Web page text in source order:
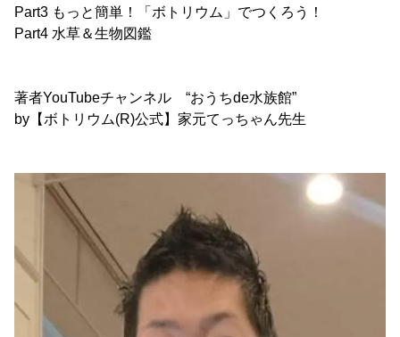
Part3 もっと簡単！「ボトリウム」でつくろう！
Part4 水草＆生物図鑑
著者YouTubeチャンネル “おうちde水族館”
by【ボトリウム(R)公式】家元てっちゃん先生